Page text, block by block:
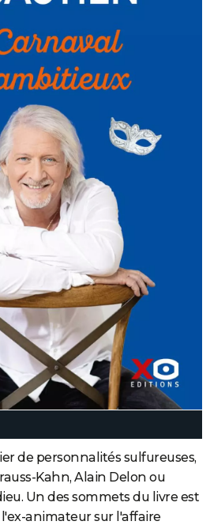
de personnalités sulfureuses,
Kahn, Alain Delon ou
Un des sommets du livre est
animateur sur l'affaire